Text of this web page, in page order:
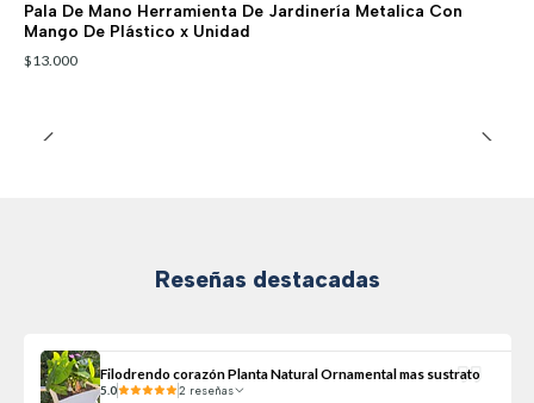
Pala De Mano Herramienta De Jardinería Metalica Con
Mango De Plástico x Unidad
$13.000
Reseñas destacadas
Filodrendo corazón Planta Natural Ornamental mas sustrato
5.0 2 reseñas